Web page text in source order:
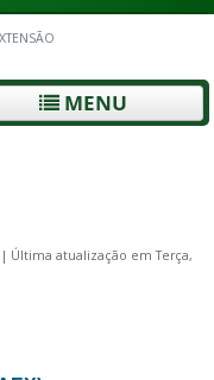
MENU
| Última atualização em Terça,